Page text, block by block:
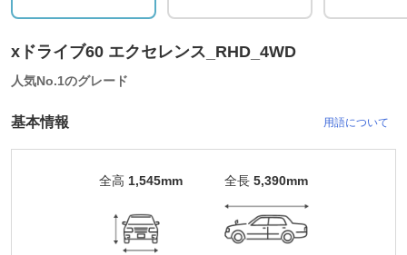
xドライブ60 エクセレンス_RHD_4WD
人気No.1のグレード
基本情報 用語について
全高 1,545mm 全長 5,390mm